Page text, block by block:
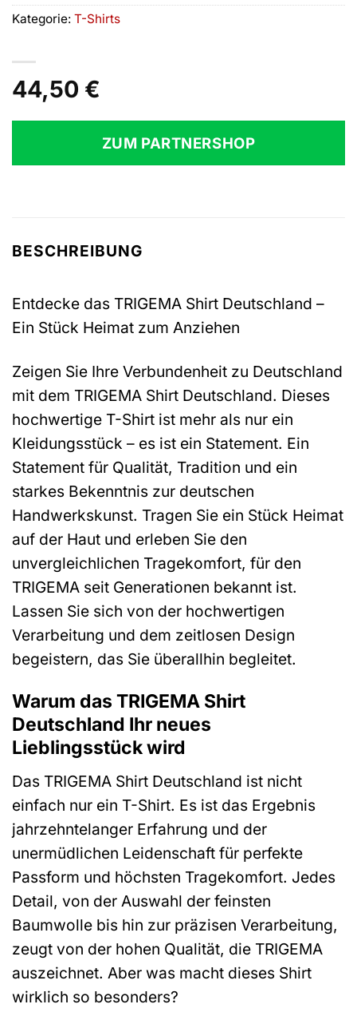
44,50 €
ZUM PARTNERSHOP
Kategorie: T-Shirts
BESCHREIBUNG
Entdecke das TRIGEMA Shirt Deutschland –
Ein Stück Heimat zum Anziehen
Zeigen Sie Ihre Verbundenheit zu Deutschland
mit dem TRIGEMA Shirt Deutschland. Dieses
hochwertige T-Shirt ist mehr als nur ein
Kleidungsstück – es ist ein Statement. Ein
Statement für Qualität, Tradition und ein
starkes Bekenntnis zur deutschen
Handwerkskunst. Tragen Sie ein Stück Heimat
auf der Haut und erleben Sie den
unvergleichlichen Tragekomfort, für den
TRIGEMA seit Generationen bekannt ist.
Lassen Sie sich von der hochwertigen
Verarbeitung und dem zeitlosen Design
begeistern, das Sie überallhin begleitet.
Warum das TRIGEMA Shirt
Deutschland Ihr neues
Lieblingsstück wird
Das TRIGEMA Shirt Deutschland ist nicht
einfach nur ein T-Shirt. Es ist das Ergebnis
jahrzehntelanger Erfahrung und der
unermüdlichen Leidenschaft für perfekte
Passform und höchsten Tragekomfort. Jedes
Detail, von der Auswahl der feinsten
Baumwolle bis hin zur präzisen Verarbeitung,
zeugt von der hohen Qualität, die TRIGEMA
auszeichnet. Aber was macht dieses Shirt
wirklich so besonders?